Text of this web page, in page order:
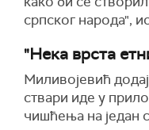
српског народа",
"Нека врста
Миливојевић
ствари иде у
чишћења на један